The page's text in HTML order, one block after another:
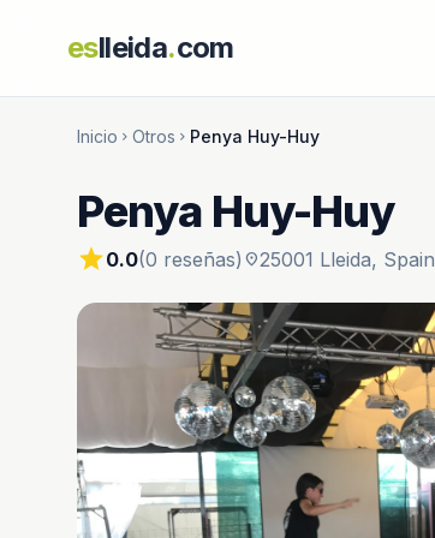
eslleida.com
Inicio chevron_right Otros chevron_right Penya Huy-Huy
Penya Huy-Huy
star0.0(0 reseñas) location_on25001 Lleida, Spain